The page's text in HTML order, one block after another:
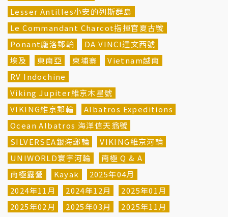
Lesser Antilles小安的列斯群島
Le Commandant Charcot指揮官夏古號
Ponant龐洛郵輪
DA VINCI達文西號
埃及
東南亞 柬埔寨
Vietnam越南
RV Indochine
Viking Jupiter維京木星號
VIKING維京郵輪
Albatros Expeditions
Ocean Albatros 海洋信天翁號
SILVERSEA銀海郵輪
VIKING維京河輪
UNIWORLD寰宇河輪
南極 Q & A
南極露營
Kayak
2025年04月
2024年11月
2024年12月
2025年01月
2025年02月
2025年03月
2025年11月